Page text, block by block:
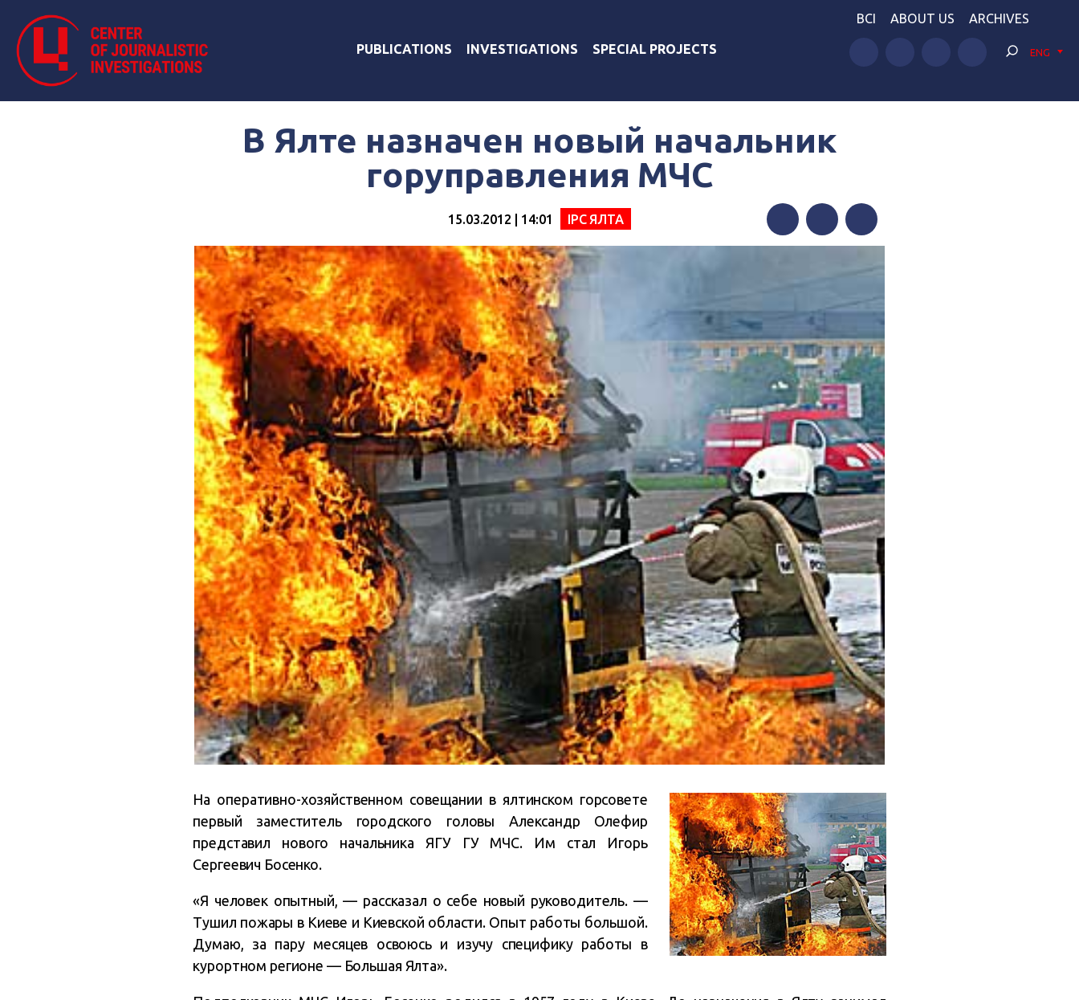
PUBLICATIONS INVESTIGATIONS SPECIAL PROJECTS
BCI ABOUT US ARCHIVES
ENG
В Ялте назначен новый начальник
горуправления МЧС
15.03.2012 | 14:01 IPC ЯЛТА
На оперативно-хозяйственном совещании в ялтинском горсовете
первый заместитель городского головы Александр Олефир
представил нового начальника ЯГУ ГУ МЧС. Им стал Игорь
Сергеевич Босенко.
«Я человек опытный, — рассказал о себе новый руководитель. —
Тушил пожары в Киеве и Киевской области. Опыт работы большой.
Думаю, за пару месяцев освоюсь и изучу специфику работы в
курортном регионе — Большая Ялта».